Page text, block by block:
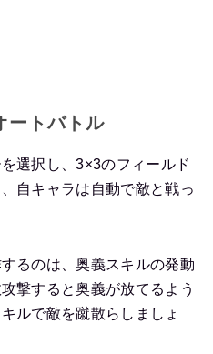
ートバトル
選択し、3×3のフィールド
自キャラは自動で敵と戦っ
るのは、奥義スキルの発動
撃すると奥義が放てるよう
ルで敵を蹴散らしましょ